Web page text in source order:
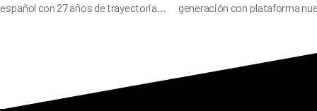
español con 27 años de trayectoria
generación con plataforma
su historial pesa: ¿ha
los problemas que alejaron a